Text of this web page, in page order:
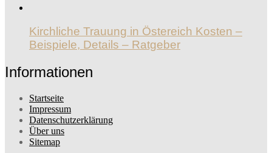
Kirchliche Trauung in Östereich Kosten –
Beispiele, Details – Ratgeber
Informationen
Startseite
Impressum
Datenschutzerklärung
Über uns
Sitemap